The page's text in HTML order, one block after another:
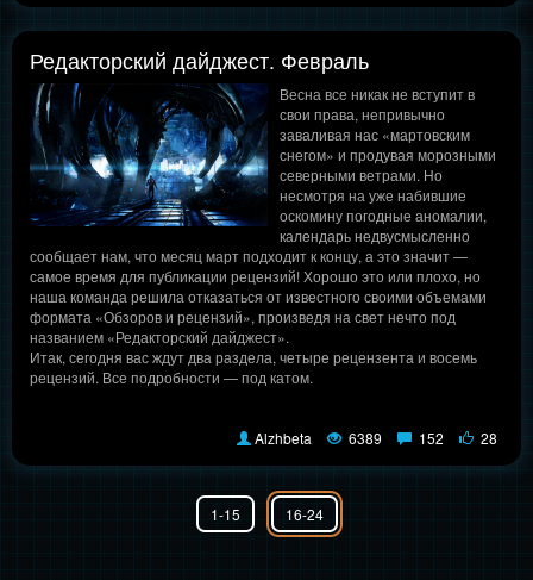
Редакторский дайджест. Февраль
Весна все никак не вступит в
свои права, непривычно
заваливая нас «мартовским
снегом» и продувая морозными
северными ветрами. Но
несмотря на уже набившие
оскомину погодные аномалии,
календарь недвусмысленно
сообщает нам, что месяц март подходит к концу, а это значит —
самое время для публикации рецензий! Хорошо это или плохо, но
наша команда решила отказаться от известного своими объемами
формата «Обзоров и рецензий», произведя на свет нечто под
названием «Редакторский дайджест».
Итак, сегодня вас ждут два раздела, четыре рецензента и восемь
рецензий. Все подробности — под катом.
Alzhbeta 6389 152 28
1-15 16-24